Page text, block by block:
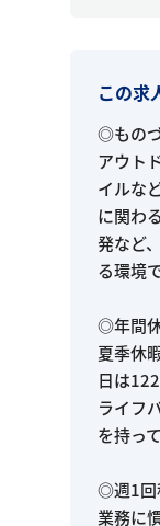
この求
◎もの
アウト
イルな
に関わ
発など
る環境で
◎年間
夏季休
日は
ライフ
を持っ
◎週1回
業務に